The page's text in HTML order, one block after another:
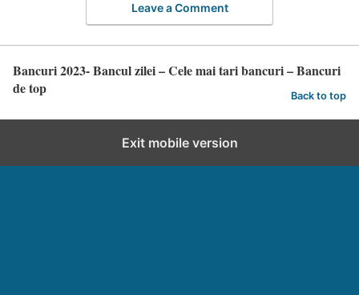
Leave a Comment
Bancuri 2023- Bancul zilei – Cele mai tari bancuri – Bancuri
de top
Back to top
Exit mobile version